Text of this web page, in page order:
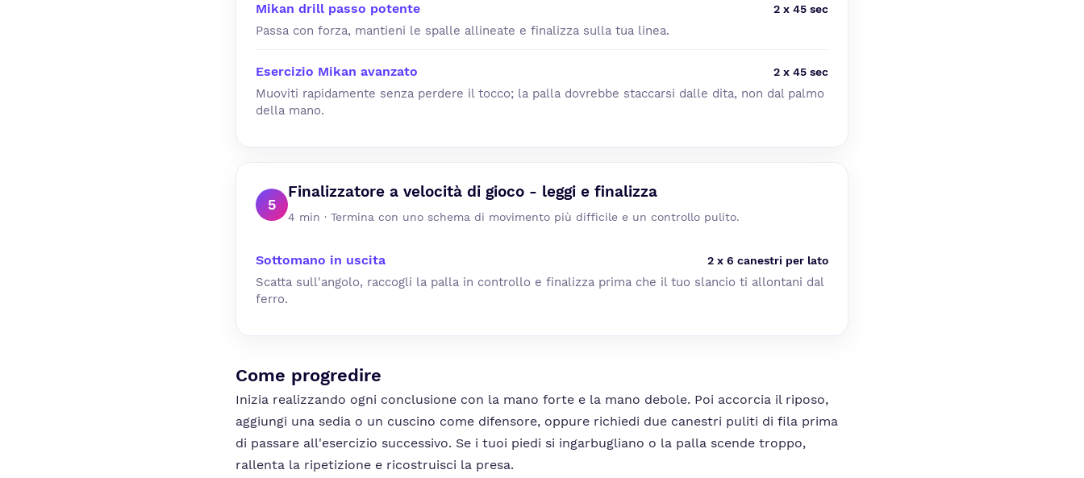
Mikan drill passo potente 2 x 45 sec
Passa con forza, mantieni le spalle allineate e finalizza sulla tua linea.
Esercizio Mikan avanzato 2 x 45 sec
Muoviti rapidamente senza perdere il tocco; la palla dovrebbe staccarsi dalle dita, non dal palmo
della mano.
5
Finalizzatore a velocità di gioco - leggi e finalizza
4 min · Termina con uno schema di movimento più difficile e un controllo pulito.
Sottomano in uscita 2 x 6 canestri per lato
Scatta sull'angolo, raccogli la palla in controllo e finalizza prima che il tuo slancio ti allontani dal
ferro.
Come progredire
Inizia realizzando ogni conclusione con la mano forte e la mano debole. Poi accorcia il riposo,
aggiungi una sedia o un cuscino come difensore, oppure richiedi due canestri puliti di fila prima
di passare all'esercizio successivo. Se i tuoi piedi si ingarbugliano o la palla scende troppo,
rallenta la ripetizione e ricostruisci la presa.